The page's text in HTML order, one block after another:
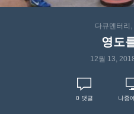
다큐멘터리
영도
12월 13,
0댓글 나중